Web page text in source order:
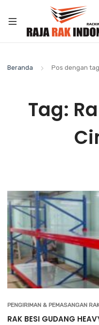
Beranda Pos dengan tag
Tag:
PENGIRIMAN & PEMASANGAN
RAK BESI GUDANG